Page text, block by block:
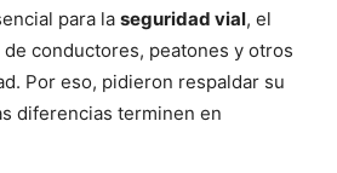
para la seguridad vial, el
conductores, peatones y otros
Por eso, pidieron respaldar su
diferencias terminen en